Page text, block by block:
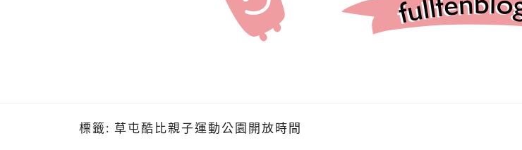
標籤: 草屯酷比親子運動公園開放時間